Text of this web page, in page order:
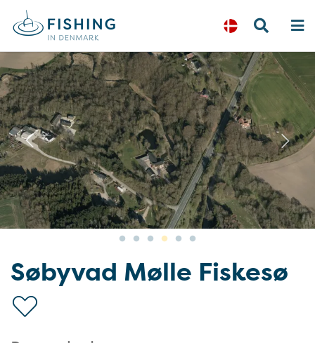
Previous
Søbyvad Mølle Fiskesø